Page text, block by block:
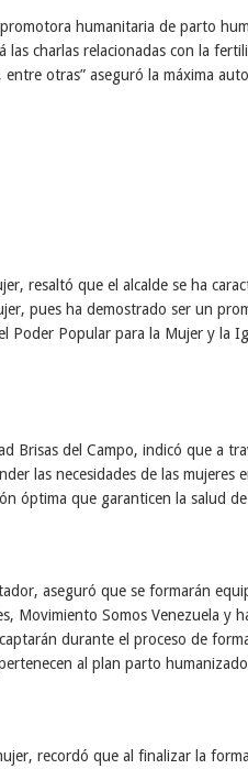
humanitaria de parto
charlas relacionadas con la
otras” aseguró la máxima
resaltó que el alcalde se ha
pues ha demostrado ser un
Poder Popular para la Mujer y la
Brisas del Campo, indicó que a
las necesidades de las mujeres
óptima que garanticen la salud
aseguró que se formarán
Movimiento Somos Venezuela y
durante el proceso de
al plan parto
recordó que al finalizar la